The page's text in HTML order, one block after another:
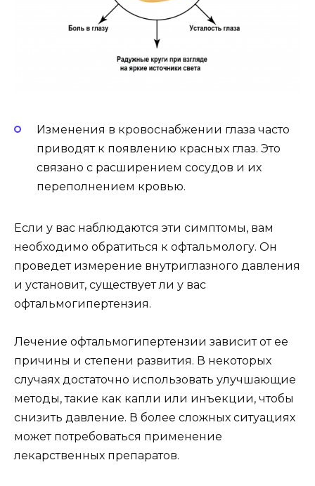
Изменения в кровоснабжении глаза часто
приводят к появлению красных глаз. Это
связано с расширением сосудов и их
переполнением кровью.
Если у вас наблюдаются эти симптомы, вам
необходимо обратиться к офтальмологу. Он
проведет измерение внутриглазного давления
и установит, существует ли у вас
офтальмогипертензия.
Лечение офтальмогипертензии зависит от ее
причины и степени развития. В некоторых
случаях достаточно использовать улучшающие
методы, такие как капли или инъекции, чтобы
снизить давление. В более сложных ситуациях
может потребоваться применение
лекарственных препаратов.